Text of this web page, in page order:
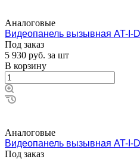
Аналоговые
Видеопанель вызывная AT-I-
Под заказ
5 930 руб. за шт
В корзину
Аналоговые
Видеопанель вызывная AT-I-
Под заказ